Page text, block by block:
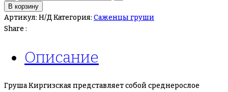
товара
Груша
Киргизская
В корзину
Артикул: Н/ДКатегория: Саженцы груши
Share :
Описание
Груша Киргизская представляет собой среднерослое